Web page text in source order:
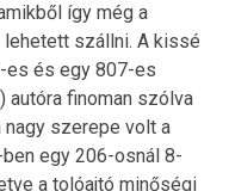
így még a
szállni. A kissé
es és egy 807-es
autóra finoman szólva
nagy szerepe volt a
egy 206-osnál 8-
a tolóajtó minőségi